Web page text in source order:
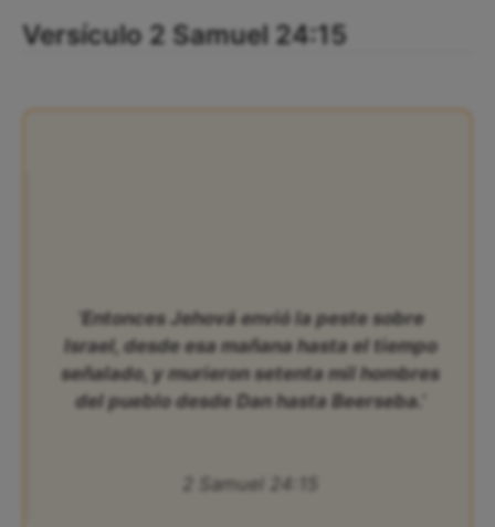
Versículo 2 Samuel 24:15
‘Entonces Jehová envió la peste sobre
Israel, desde esa mañana hasta el tiempo
señalado, y murieron setenta mil hombres
del pueblo desde Dan hasta Beerseba.’
2 Samuel 24:15